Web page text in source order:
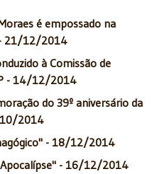
é empossado na
- 21/12/2014
à Comissão de
- 14/12/2014
do 39º aniversário da
10/2014
- 18/12/2014
- 16/12/2014